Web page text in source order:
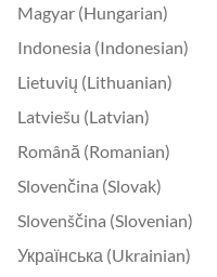
Magyar (Hungarian)
Indonesia (Indonesian)
Lietuvių (Lithuanian)
Latviešu (Latvian)
Română (Romanian)
Slovenčina (Slovak)
Slovenščina (Slovenian)
Українська (Ukrainian)